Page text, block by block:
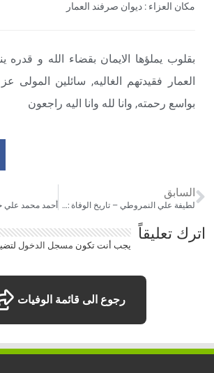
مكان العزاء : ديوان صرفند العمار
بقلوب يملؤها الايمان بقضاء الله و قدره
العمار فقيدتهم الغاليه, سائلين المولى
بواسع رحمته, وانا لله وانا اليه راجعون
السابق
لطيفة علي النمروطي – تاريخ الوفاة :16/10/2019
اترك تعليقاً
يجب أنت تكون مسجل الدخول
رجوع الى قائمة الوفيات